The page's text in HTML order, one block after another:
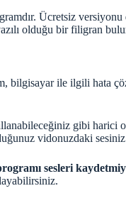
Ücretsiz
olduğu bir filigran
bilgisayar ile ilgili hata
gibi harici
vidonuzdaki
sesleri